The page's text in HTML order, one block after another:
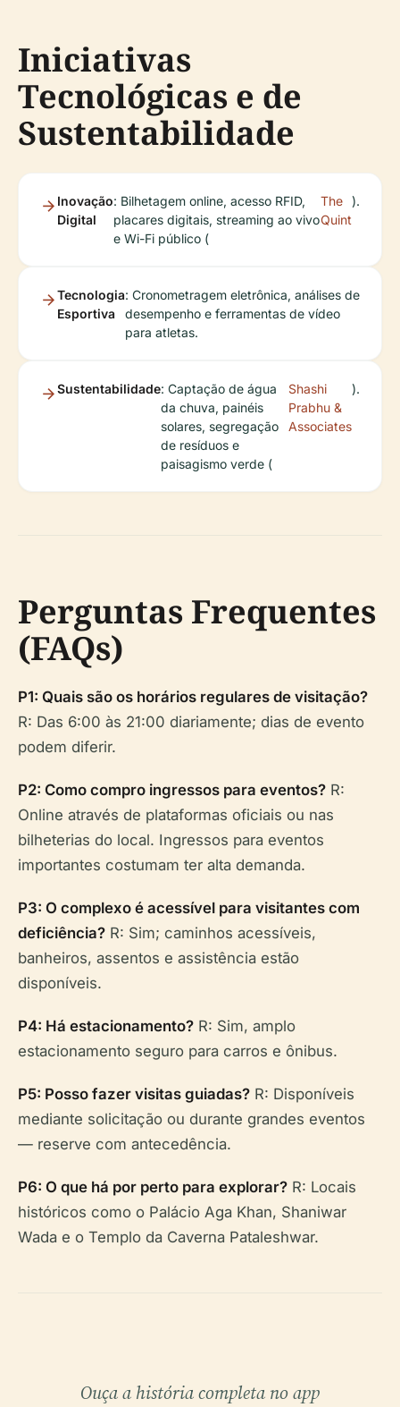
Iniciativas
Tecnológicas e de
Sustentabilidade
Inovação
Digital
: Bilhetagem online, acesso RFID,
placares digitais, streaming ao vivo
e Wi-Fi público (
The
Quint
).
Tecnologia
Esportiva
: Cronometragem eletrônica, análises de
desempenho e ferramentas de vídeo
para atletas.
Sustentabilidade: Captação de água
da chuva, painéis
solares, segregação
de resíduos e
paisagismo verde (
Shashi
Prabhu &
Associates
).
Perguntas Frequentes
(FAQs)
P1: Quais são os horários regulares de visitação?
R: Das 6:00 às 21:00 diariamente; dias de evento
podem diferir.
P2: Como compro ingressos para eventos? R:
Online através de plataformas oficiais ou nas
bilheterias do local. Ingressos para eventos
importantes costumam ter alta demanda.
P3: O complexo é acessível para visitantes com
deficiência? R: Sim; caminhos acessíveis,
banheiros, assentos e assistência estão
disponíveis.
P4: Há estacionamento? R: Sim, amplo
estacionamento seguro para carros e ônibus.
P5: Posso fazer visitas guiadas? R: Disponíveis
mediante solicitação ou durante grandes eventos
— reserve com antecedência.
P6: O que há por perto para explorar? R: Locais
históricos como o Palácio Aga Khan, Shaniwar
Wada e o Templo da Caverna Pataleshwar.
Ouça a história completa no app